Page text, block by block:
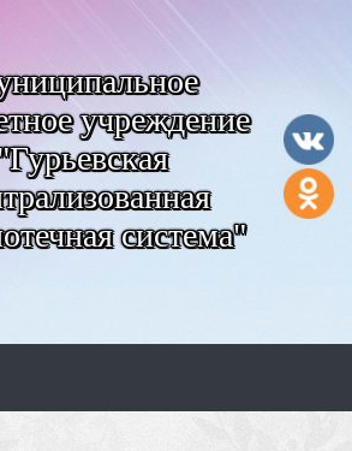
учреждение
система"